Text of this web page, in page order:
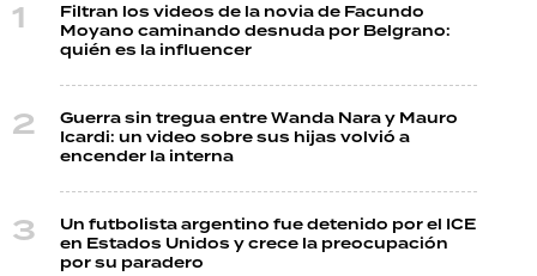
Filtran los videos de la novia de Facundo
Moyano caminando desnuda por Belgrano:
quién es la influencer
Guerra sin tregua entre Wanda Nara y Mauro
Icardi: un video sobre sus hijas volvió a
encender la interna
Un futbolista argentino fue detenido por el ICE
en Estados Unidos y crece la preocupación
por su paradero